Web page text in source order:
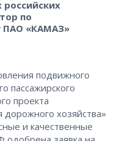
российских
по
ПАО «КАМАЗ»
подвижного
пассажирского
проекта
хозяйства»
и качественные